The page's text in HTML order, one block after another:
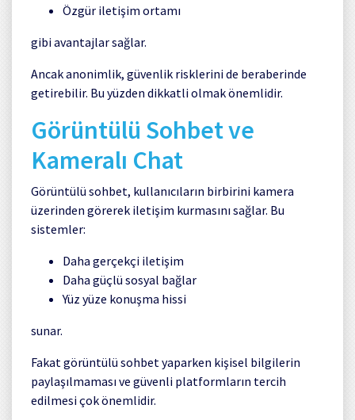
Özgür iletişim ortamı
gibi avantajlar sağlar.
Ancak anonimlik, güvenlik risklerini de beraberinde
getirebilir. Bu yüzden dikkatli olmak önemlidir.
Görüntülü Sohbet ve
Kameralı Chat
Görüntülü sohbet, kullanıcıların birbirini kamera
üzerinden görerek iletişim kurmasını sağlar. Bu
sistemler:
Daha gerçekçi iletişim
Daha güçlü sosyal bağlar
Yüz yüze konuşma hissi
sunar.
Fakat görüntülü sohbet yaparken kişisel bilgilerin
paylaşılmaması ve güvenli platformların tercih
edilmesi çok önemlidir.